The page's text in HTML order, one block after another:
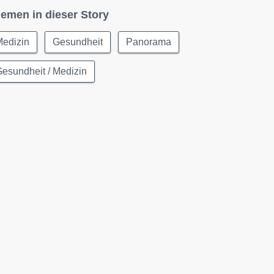
in dieser Story
Gesundheit Panorama
/ Medizin